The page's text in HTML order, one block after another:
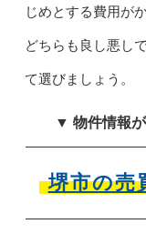
じめとする費用が
どちらも良し悪し
て選びましょう。
▼ 物件情報
堺市の売